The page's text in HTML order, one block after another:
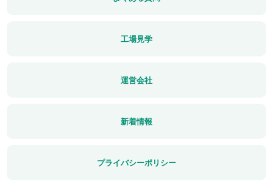
工場見学
運営会社
新着情報
プライバシーポリシー